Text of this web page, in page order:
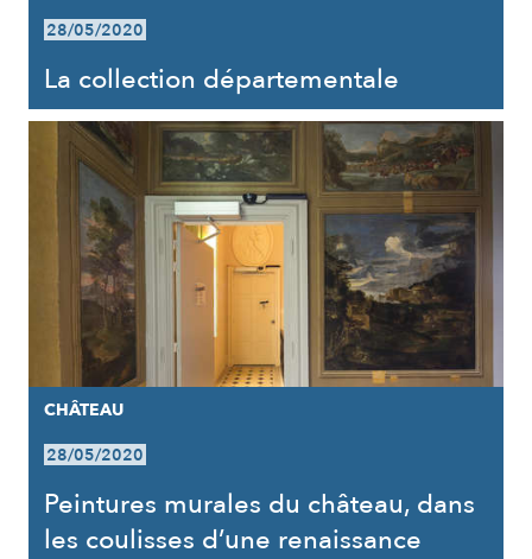
28/05/2020
La collection départementale
CHÂTEAU
28/05/2020
Peintures murales du château, dans
les coulisses d’une renaissance